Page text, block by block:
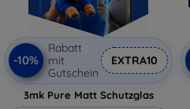
-10%
Rabatt
mit
Gutschein
EXTRA10
3mk Pure Matt Schutzglas